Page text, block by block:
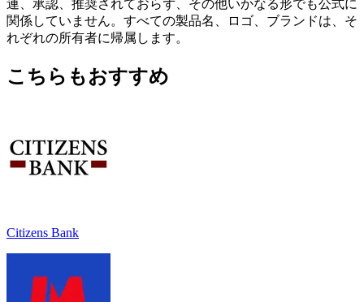
連、承認、推奨されておらず、その他いかなる形でも公式に
関係していません。すべての製品名、ロゴ、ブランドは、そ
れぞれの所有者に帰属します。
こちらもおすすめ
Citizens Bank